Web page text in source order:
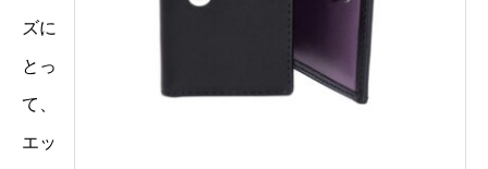
ズに
とっ
て、
エッ